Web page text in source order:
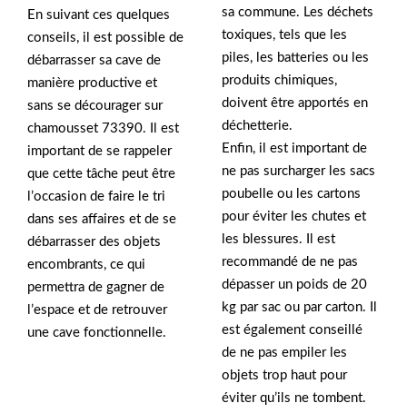
En suivant ces quelques
conseils, il est possible de
débarrasser sa cave de
manière productive et
sans se décourager sur
chamousset 73390. Il est
important de se rappeler
que cette tâche peut être
l’occasion de faire le tri
dans ses affaires et de se
débarrasser des objets
encombrants, ce qui
permettra de gagner de
l’espace et de retrouver
une cave fonctionnelle.
sa commune. Les déchets
toxiques, tels que les
piles, les batteries ou les
produits chimiques,
doivent être apportés en
déchetterie.
Enfin, il est important de
ne pas surcharger les sacs
poubelle ou les cartons
pour éviter les chutes et
les blessures. Il est
recommandé de ne pas
dépasser un poids de 20
kg par sac ou par carton. Il
est également conseillé
de ne pas empiler les
objets trop haut pour
éviter qu’ils ne tombent.